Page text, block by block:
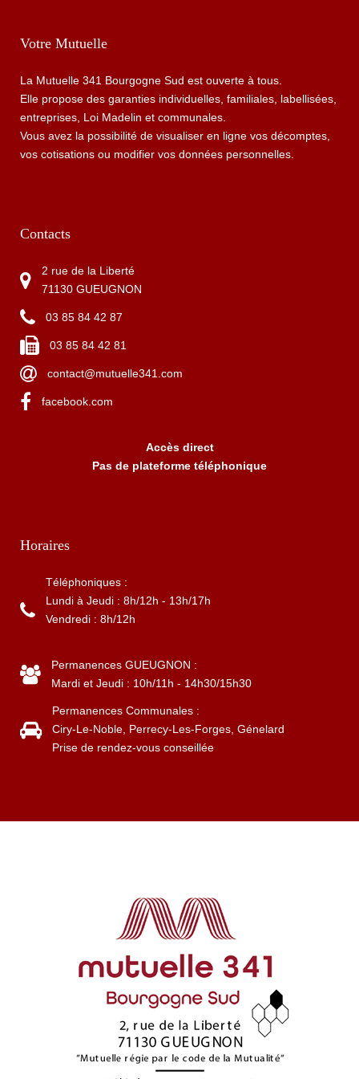
Votre Mutuelle
La Mutuelle 341 Bourgogne Sud est ouverte à tous.
Elle propose des garanties individuelles, familiales, labellisées,
entreprises, Loi Madelin et communales.
Vous avez la possibilité de visualiser en ligne vos décomptes,
vos cotisations ou modifier vos données personnelles.
Contacts
2 rue de la Liberté
71130 GUEUGNON
03 85 84 42 87
03 85 84 42 81
contact@mutuelle341.com
facebook.com
Accès direct
Pas de plateforme téléphonique
Horaires
Téléphoniques :
Lundi à Jeudi : 8h/12h - 13h/17h
Vendredi : 8h/12h
Permanences GUEUGNON :
Mardi et Jeudi : 10h/11h - 14h30/15h30
Permanences Communales :
Ciry-Le-Noble, Perrecy-Les-Forges, Génelard
Prise de rendez-vous conseillée